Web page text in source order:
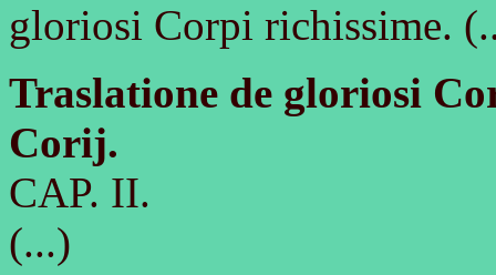
gloriosi Corpi richissime.
Traslatione de gloriosi
Corij.
CAP. II.
(...)